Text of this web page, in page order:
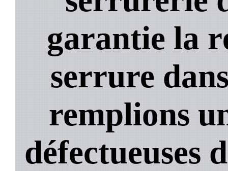
garantie la
serrure
remplions
défectueuses